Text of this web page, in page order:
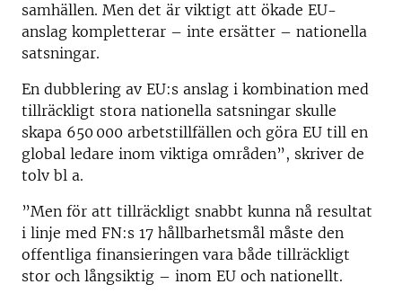
samhällen. Men det är viktigt att ökade EU-
anslag kompletterar – inte ersätter – ­nationella
satsningar.
En dubblering av EU:s anslag i kombination med
tillräckligt stora nationella satsningar skulle
skapa 650 000 arbetstillfällen och göra EU till en
global ledare inom viktiga områden”, skriver de
tolv bl a.
”Men för att tillräckligt snabbt kunna nå resultat
i linje med FN:s 17 hållbarhetsmål måste den
offentliga finansieringen vara både tillräckligt
stor och långsiktig – inom EU och nationellt.